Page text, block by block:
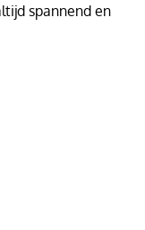
spannend en